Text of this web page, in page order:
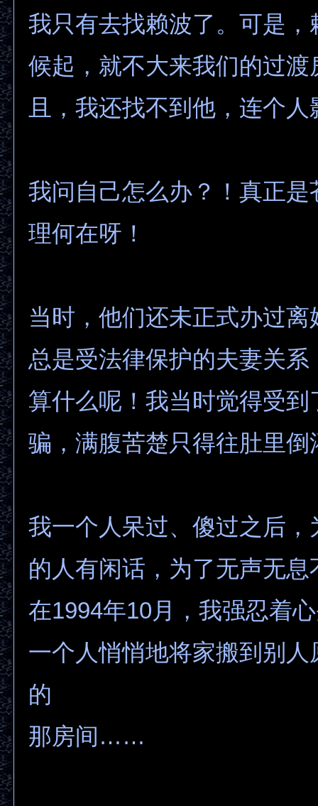
我只有去找赖波了。可是，
候起，就不大来我们的过渡
且，我还找不到他，连个
我问自己怎么办？！真正是
理何在呀！
当时，他们还未正式办过
总是受法律保护的夫妻关系
算什么呢！我当时觉得受到
骗，满腹苦楚只得往肚里倒
我一个人呆过、傻过之后，
的人有闲话，为了无声无息
在1994年10月，我强忍着
一个人悄悄地将家搬到别人
的
那房间……